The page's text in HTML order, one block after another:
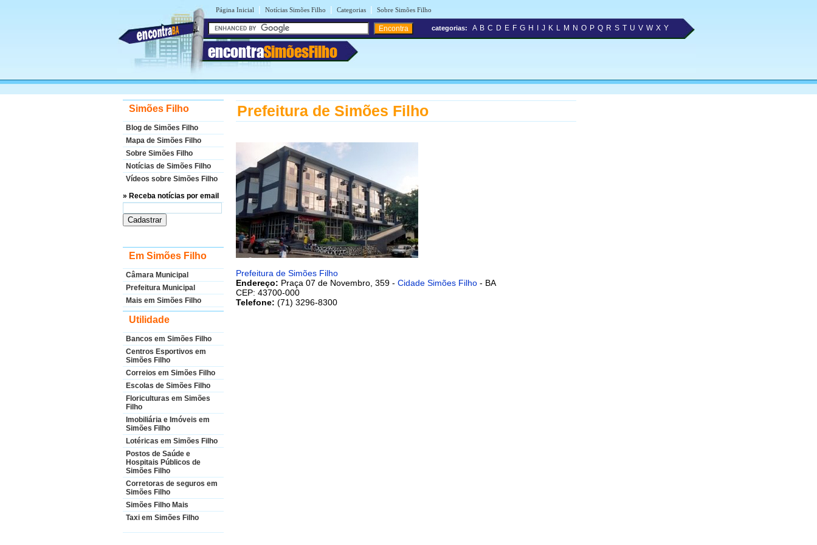
Página Inicial | Notícias Simões Filho | Categorias | Sobre Simões Filho
encontraSimõesFilho
categorias: A B C D E F G H J K L M N O P Q R S T U V W X Y
Simões Filho
Blog de Simões Filho
Mapa de Simões Filho
Sobre Simões Filho
Notícias de Simões Filho
Vídeos sobre Simões Filho
» Receba notícias por email
Em Simões Filho
Câmara Municipal
Prefeitura Municipal
Mais em Simões Filho
Utilidade
Bancos em Simões Filho
Centros Esportivos em
Simões Filho
Correios em Simões Filho
Escolas de Simões Filho
Floriculturas em Simões
Filho
Imobiliária e Imóveis em
Simões Filho
Lotéricas em Simões Filho
Postos de Saúde e
Hospitais Públicos de
Simões Filho
Corretoras de seguros em
Simões Filho
Simões Filho Mais
Taxi em Simões Filho
Prefeitura de Simões Filho
Prefeitura de Simões Filho
Endereço: Praça 07 de Novembro, 359 - Cidade Simões Filho - BA
CEP: 43700-000
Telefone: (71) 3296-8300